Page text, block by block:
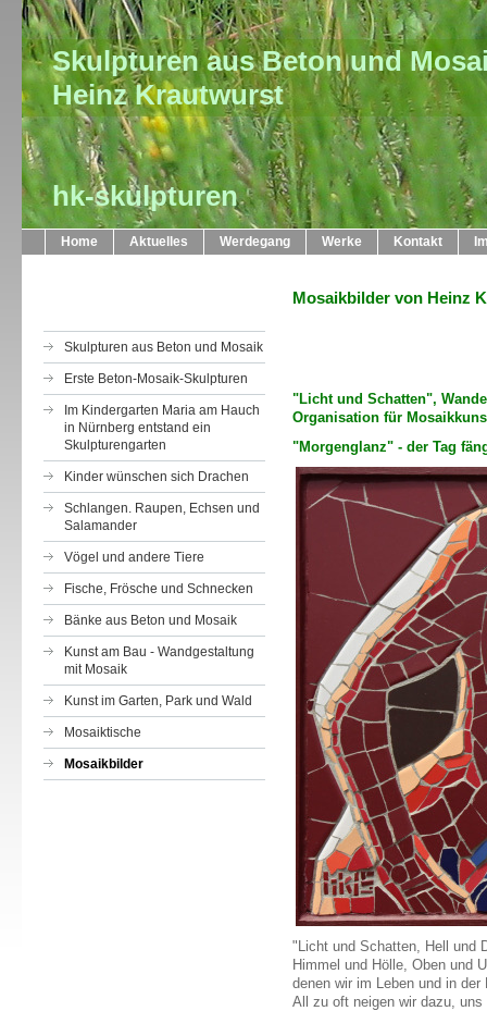
Skulpturen aus Beton und
Heinz Krautwurst
hk-skulpturen
Home Aktuelles Werdegang Werke Kontakt
Skulpturen aus Beton und Mosaik
Erste Beton-Mosaik-Skulpturen
Im Kindergarten Maria am Hauch
in Nürnberg entstand ein
Skulpturengarten
Kinder wünschen sich Drachen
Schlangen. Raupen, Echsen und
Salamander
Vögel und andere Tiere
Fische, Frösche und Schnecken
Bänke aus Beton und Mosaik
Kunst am Bau - Wandgestaltung
mit Mosaik
Kunst im Garten, Park und Wald
Mosaiktische
Mosaikbilder
Mosaikbilder von Heinz
"Licht und Schatten",
Organisation für
"Morgenglanz" - der Tag
"Licht und Schatten, Hell und
Himmel und Hölle, Oben und
denen wir im Leben und in
All zu oft neigen wir dazu,